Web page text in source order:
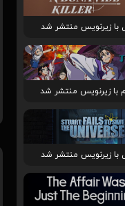
زیرنویس منتشر شد
زیرنویس منتشر شد
زیرنویس منتشر شد